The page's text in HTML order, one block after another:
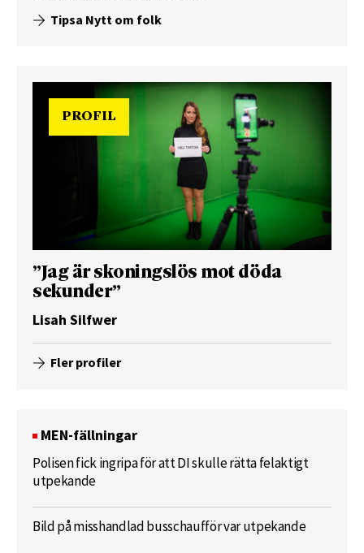
Tipsa Nytt om folk
PROFIL
”Jag är skoningslös mot döda
sekunder”
Lisah Silfwer
Fler profiler
MEN-fällningar
Polisen fick ingripa för att DI skulle rätta felaktigt
utpekande
Bild på misshandlad busschaufför var utpekande